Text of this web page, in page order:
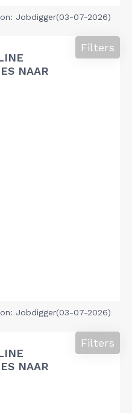
Jobdigger(03-07-2026)
NAAR
Filters
Jobdigger(03-07-2026)
NAAR
Filters